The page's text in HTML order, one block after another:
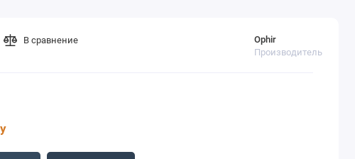
Ophir
Производитель
В сравнение